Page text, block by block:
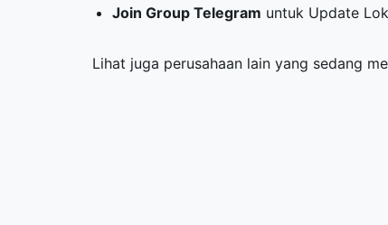
Join Group Telegram untuk Update
Lihat juga perusahaan lain yang sedang